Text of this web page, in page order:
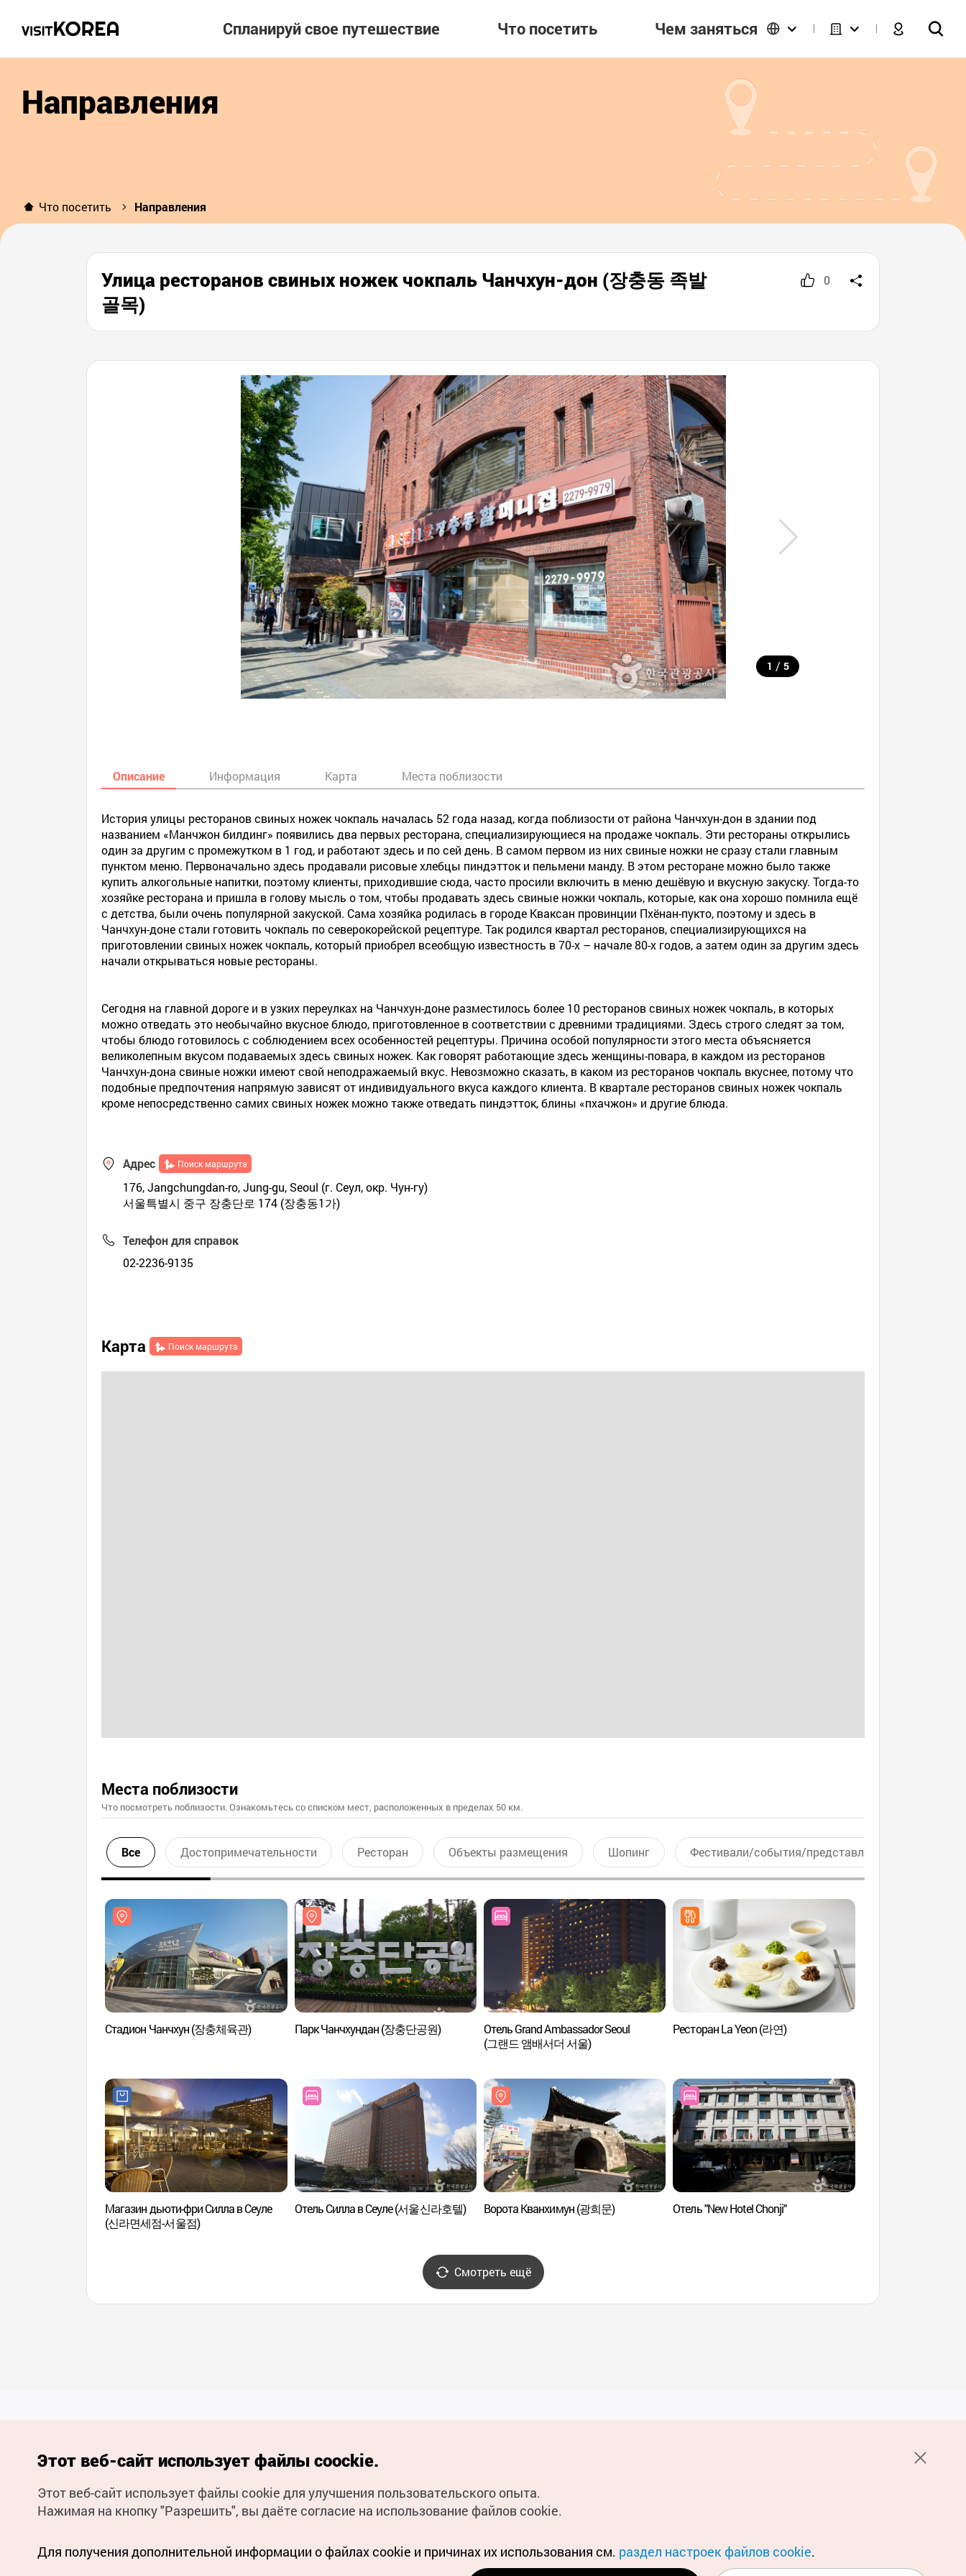
Спланируй свое путешествие Что посетить Чем заняться
Направления
Что посетить Направления
Улица ресторанов свиных ножек чокпаль Чанчхун-дон (장충동 족발
골목)
0
1 / 5
Описание Информация Карта Места поблизости
История улицы ресторанов свиных ножек чокпаль началась 52 года назад, когда поблизости от района Чанчхун-дон в здании под
названием «Манчжон билдинг» появились два первых ресторана, специализирующиеся на продаже чокпаль. Эти рестораны открылись
один за другим с промежутком в 1 год, и работают здесь и по сей день. В самом первом из них свиные ножки не сразу стали главным
пунктом меню. Первоначально здесь продавали рисовые хлебцы пиндэтток и пельмени манду. В этом ресторане можно было также
купить алкогольные напитки, поэтому клиенты, приходившие сюда, часто просили включить в меню дешёвую и вкусную закуску. Тогда-то
хозяйке ресторана и пришла в голову мысль о том, чтобы продавать здесь свиные ножки чокпаль, которые, как она хорошо помнила ещё
с детства, были очень популярной закуской. Сама хозяйка родилась в городе Кваксан провинции Пхёнан-пукто, поэтому и здесь в
Чанчхун-доне стали готовить чокпаль по северокорейской рецептуре. Так родился квартал ресторанов, специализирующихся на
приготовлении свиных ножек чокпаль, который приобрел всеобщую известность в 70-х – начале 80-х годов, а затем один за другим здесь
начали открываться новые рестораны.
Сегодня на главной дороге и в узких переулках на Чанчхун-доне разместилось более 10 ресторанов свиных ножек чокпаль, в которых
можно отведать это необычайно вкусное блюдо, приготовленное в соответствии с древними традициями. Здесь строго следят за том,
чтобы блюдо готовилось с соблюдением всех особенностей рецептуры. Причина особой популярности этого места объясняется
великолепным вкусом подаваемых здесь свиных ножек. Как говорят работающие здесь женщины-повара, в каждом из ресторанов
Чанчхун-дона свиные ножки имеют свой неподражаемый вкус. Невозможно сказать, в каком из ресторанов чокпаль вкуснее, потому что
подобные предпочтения напрямую зависят от индивидуального вкуса каждого клиента. В квартале ресторанов свиных ножек чокпаль
кроме непосредственно самих свиных ножек можно также отведать пиндэтток, блины «пхачжон» и другие блюда.
Адрес Поиск маршрута
176, Jangchungdan-ro, Jung-gu, Seoul (г. Сеул, окр. Чун-гу)
서울특별시 중구 장충단로 174 (장충동1가)
Телефон для справок
02-2236-9135
Карта Поиск маршрута
Места поблизости
Что посмотреть поблизости. Ознакомьтесь со списком мест, расположенных в пределах 50 км.
Все Достопримечательности Ресторан Объекты размещения Шопинг Фестивали/события/представления
Стадион Чанчхун (장충체육관) Парк Чанчхундан (장충단공원)
Отель Grand Ambassador Seoul
(그랜드 앰배서더 서울)
Ресторан La Yeon (라연)
Магазин дьюти-фри Силла в Сеуле
(신라면세점-서울점)
Отель Силла в Сеуле (서울신라호텔) Ворота Кванхимун (광희문) Отель "New Hotel Chonji"
Смотреть ещё
Горячая линия для туристов 1330
Электронные книги
О файлах Cookie
Условия геосервиса
(с) Национальная организация туризма Кореи Все права
защищены
Для извещения об ошибках и проблемах, связанных с работой
russian@knto.or.kr
Этот веб-сайт использует файлы coockie.
Этот веб-сайт использует файлы cookie для улучшения пользовательского опыта.
Нажимая на кнопку "Разрешить", вы даёте согласие на использование файлов cookie.
Для получения дополнительной информации о файлах cookie и причинах их использования см. раздел настроек файлов cookie.